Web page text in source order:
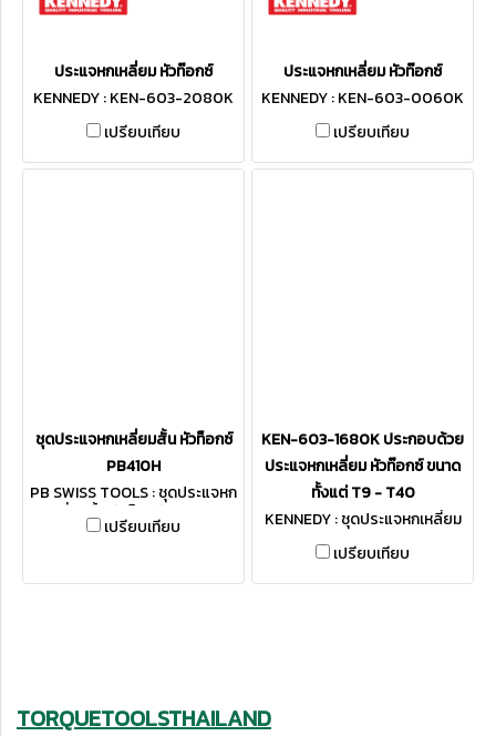
ประแจหกเหลี่ยม หัวท๊อกซ์
KENNEDY : KEN-603-2080K
เปรียบเทียบ
ประแจหกเหลี่ยม หัวท๊อกซ์
KENNEDY : KEN-603-0060K
เปรียบเทียบ
ชุดประแจหกเหลี่ยมสั้น หัวท็อกซ์
PB410H
PB SWISS TOOLS : ชุดประแจหก
เหลี่ยมสั้น หัวท็อกซ์ PB410H
เปรียบเทียบ
KEN-603-1680K ประกอบด้วย
ประแจหกเหลี่ยม หัวท๊อกซ์ ขนาด
ทั้งแต่ T9 - T40
KENNEDY : ชุดประแจหกเหลี่ยม
KEN-603-1680K
เปรียบเทียบ
TORQUETOOLSTHAILAND